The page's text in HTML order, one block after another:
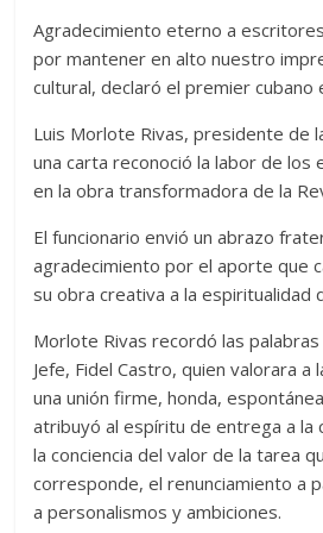
Agradecimiento eterno a
por mantener en alto nuestro
cultural, declaró el premier cubano
Luis Morlote Rivas, presidente de
una carta reconoció la labor de
en la obra transformadora de la
El funcionario envió un abrazo
agradecimiento por el aporte que
su obra creativa a la espiritualidad
Morlote Rivas recordó las
Jefe, Fidel Castro, quien valorara a
una unión firme, honda,
atribuyó al espíritu de entrega a la
la conciencia del valor de la tarea
corresponde, el renunciamiento a
a personalismos y ambiciones.